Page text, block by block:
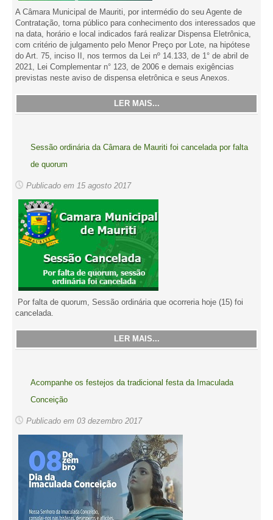
A Câmara Municipal de Mauriti, por intermédio do seu Agente de
Contratação, torna público para conhecimento dos interessados que
na data, horário e local indicados fará realizar Dispensa Eletrônica,
com critério de julgamento pelo Menor Preço por Lote, na hipótese
do Art. 75, inciso II, nos termos da Lei nº 14.133, de 1° de abril de
2021, Lei Complementar n° 123, de 2006 e demais exigências
previstas neste aviso de dispensa eletrônica e seus Anexos.
LER MAIS...
Sessão ordinária da Câmara de Mauriti foi cancelada por falta
de quorum
Publicado em 15 agosto 2017
Por falta de quorum, Sessão ordinária que ocorreria hoje (15) foi
cancelada.
LER MAIS...
Acompanhe os festejos da tradicional festa da Imaculada
Conceição
Publicado em 03 dezembro 2017